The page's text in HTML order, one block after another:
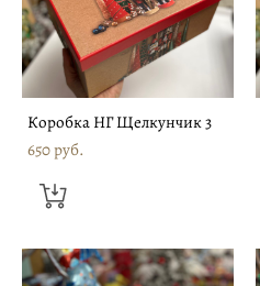
Коробка НГ Щелкунчик 3
650 pуб.